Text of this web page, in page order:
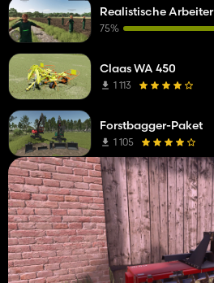
Realistische Arbeiter
75%
Claas WA 450
1 113
Forstbagger-Paket
1 105